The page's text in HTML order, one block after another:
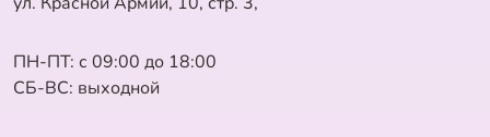
ПН-ПТ: с 09:00 до 18:00
СБ-ВС: выходной